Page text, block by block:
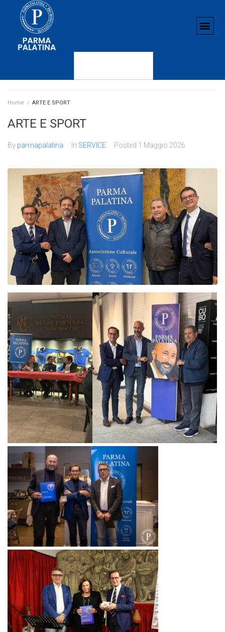
Home / ARTE E SPORT
ARTE E SPORT
By parmapalatina In SERVICE Posted 1 Maggio 2026